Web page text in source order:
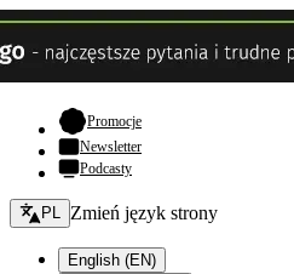
Promocje- otwiera się w nowej karcie
Newsletter
Podcasty
Zmień język - bieżący:
PL Zmień język strony
English (EN)